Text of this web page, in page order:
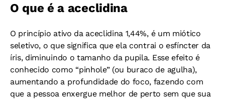
O que é a aceclidina
O princípio ativo da aceclidina 1,44%, é um miótico
seletivo, o que significa que ela contrai o esfíncter da
íris, diminuindo o tamanho da pupila. Esse efeito é
conhecido como “pinhole” (ou buraco de agulha),
aumentando a profundidade do foco, fazendo com
que a pessoa enxergue melhor de perto sem que sua